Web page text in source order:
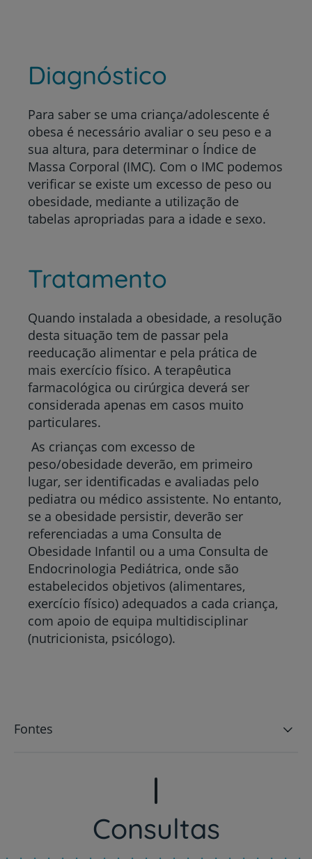
Diagnóstico
Para saber se uma criança/adolescente é
obesa é necessário avaliar o seu peso e a
sua altura, para determinar o Índice de
Massa Corporal (IMC). Com o IMC podemos
verificar se existe um excesso de peso ou
obesidade, mediante a utilização de
tabelas apropriadas para a idade e sexo.
Tratamento
Quando instalada a obesidade, a resolução
desta situação tem de passar pela
reeducação alimentar e pela prática de
mais exercício físico. A terapêutica
farmacológica ou cirúrgica deverá ser
considerada apenas em casos muito
particulares.
As crianças com excesso de
peso/obesidade deverão, em primeiro
lugar, ser identificadas e avaliadas pelo
pediatra ou médico assistente. No entanto,
se a obesidade persistir, deverão ser
referenciadas a uma Consulta de
Obesidade Infantil ou a uma Consulta de
Endocrinologia Pediátrica, onde são
estabelecidos objetivos (alimentares,
exercício físico) adequados a cada criança,
com apoio de equipa multidisciplinar
(nutricionista, psicólogo).
Fontes
Consultas